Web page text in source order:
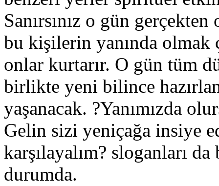
Sanırsınız o gün
bu kişilerin yanında
onlar kurtarır. O gün tüm
birlikte yeni bilince
yaşanacak. ?Yanımızda
Gelin sizi yeniçağa insiye
karşılayalım? sloganları
durumda.